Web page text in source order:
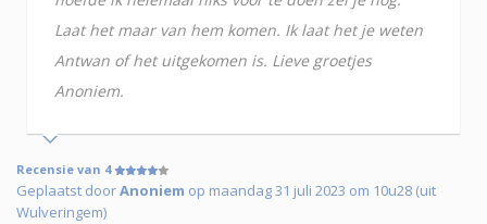
Laat het maar van hem komen. Ik laat het je weten
Antwan of het uitgekomen is. Lieve groetjes
Anoniem.
Recensie van 4
Geplaatst doorAnoniem op maandag 31 juli 2023 om 10u28 (uit
Wulveringem)